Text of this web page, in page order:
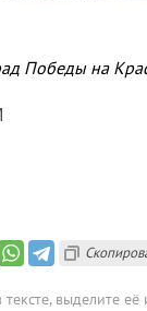
Победы на
выделите